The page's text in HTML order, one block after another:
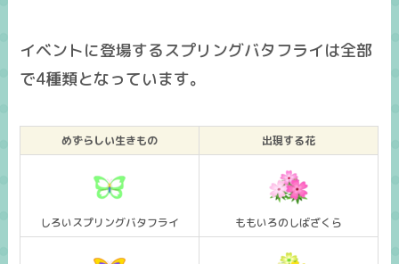
イベントに登場するスプリングバタフライは全部
で4種類となっています。
めずらしい生きもの 出現する花
しろいスプリングバタフライ ももいろのしばざくら